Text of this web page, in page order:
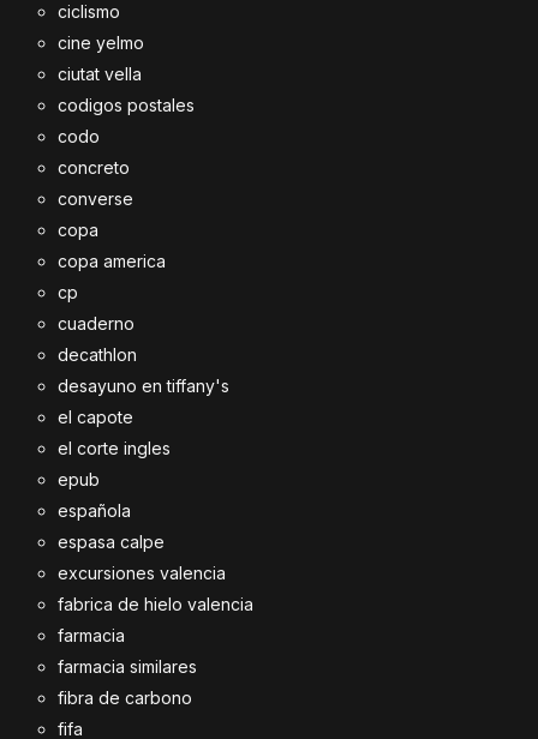
ciclismo
cine yelmo
ciutat vella
codigos postales
codo
concreto
converse
copa
copa america
cp
cuaderno
decathlon
desayuno en tiffany's
el capote
el corte ingles
epub
española
espasa calpe
excursiones valencia
fabrica de hielo valencia
farmacia
farmacia similares
fibra de carbono
fifa